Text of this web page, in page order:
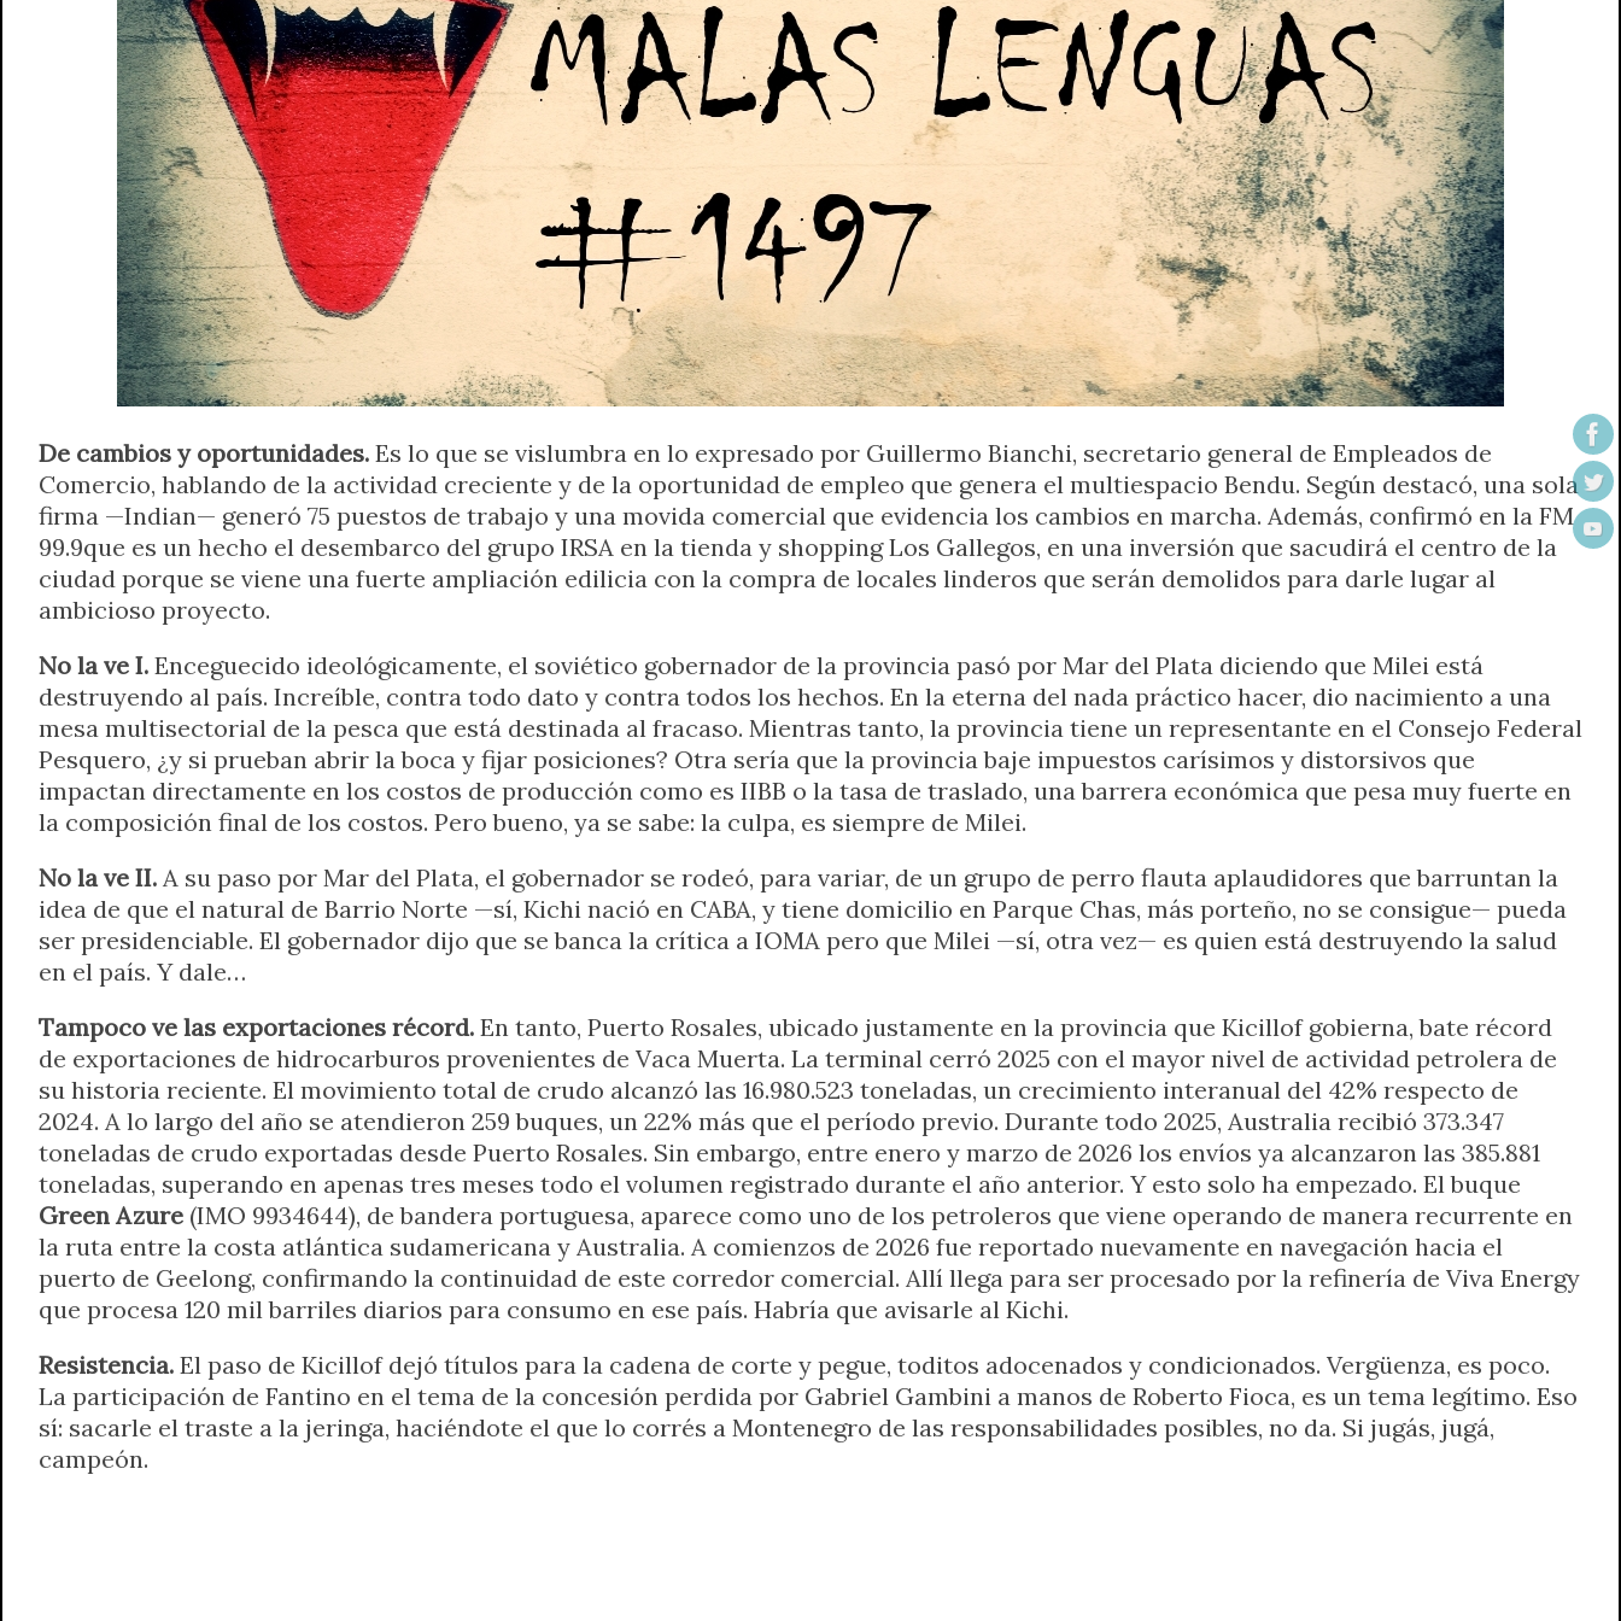
r
a
m
e
r
o
o
k
n
g
e
r
i
n
k
F
r
i
e
n
d
l
y
De cambios y oportunidades. Es lo que se vislumbra en lo expresado por Guillermo Bianchi, secretario general de Empleados de
Comercio, hablando de la actividad creciente y de la oportunidad de empleo que genera el multiespacio Bendu. Según destacó, una sola
firma —Indian— generó 75 puestos de trabajo y una movida comercial que evidencia los cambios en marcha. Además, confirmó en la FM
99.9que es un hecho el desembarco del grupo IRSA en la tienda y shopping Los Gallegos, en una inversión que sacudirá el centro de la
ciudad porque se viene una fuerte ampliación edilicia con la compra de locales linderos que serán demolidos para darle lugar al
ambicioso proyecto.
No la ve I. Enceguecido ideológicamente, el soviético gobernador de la provincia pasó por Mar del Plata diciendo que Milei está
destruyendo al país. Increíble, contra todo dato y contra todos los hechos. En la eterna del nada práctico hacer, dio nacimiento a una
mesa multisectorial de la pesca que está destinada al fracaso. Mientras tanto, la provincia tiene un representante en el Consejo Federal
Pesquero, ¿y si prueban abrir la boca y fijar posiciones? Otra sería que la provincia baje impuestos carísimos y distorsivos que
impactan directamente en los costos de producción como es IIBB o la tasa de traslado, una barrera económica que pesa muy fuerte en
la composición final de los costos. Pero bueno, ya se sabe: la culpa, es siempre de Milei.
No la ve II. A su paso por Mar del Plata, el gobernador se rodeó, para variar, de un grupo de perro flauta aplaudidores que barruntan la
idea de que el natural de Barrio Norte —sí, Kichi nació en CABA, y tiene domicilio en Parque Chas, más porteño, no se consigue— pueda
ser presidenciable. El gobernador dijo que se banca la crítica a IOMA pero que Milei —sí, otra vez— es quien está destruyendo la salud
en el país. Y dale…
Tampoco ve las exportaciones récord. En tanto, Puerto Rosales, ubicado justamente en la provincia que Kicillof gobierna, bate récord
de exportaciones de hidrocarburos provenientes de Vaca Muerta. La terminal cerró 2025 con el mayor nivel de actividad petrolera de
su historia reciente. El movimiento total de crudo alcanzó las 16.980.523 toneladas, un crecimiento interanual del 42% respecto de
2024. A lo largo del año se atendieron 259 buques, un 22% más que el período previo. Durante todo 2025, Australia recibió 373.347
toneladas de crudo exportadas desde Puerto Rosales. Sin embargo, entre enero y marzo de 2026 los envíos ya alcanzaron las 385.881
toneladas, superando en apenas tres meses todo el volumen registrado durante el año anterior. Y esto solo ha empezado. El buque
Green Azure (IMO 9934644), de bandera portuguesa, aparece como uno de los petroleros que viene operando de manera recurrente en
la ruta entre la costa atlántica sudamericana y Australia. A comienzos de 2026 fue reportado nuevamente en navegación hacia el
puerto de Geelong, confirmando la continuidad de este corredor comercial. Allí llega para ser procesado por la refinería de Viva Energy
que procesa 120 mil barriles diarios para consumo en ese país. Habría que avisarle al Kichi.
Resistencia. El paso de Kicillof dejó títulos para la cadena de corte y pegue, toditos adocenados y condicionados. Vergüenza, es poco.
La participación de Fantino en el tema de la concesión perdida por Gabriel Gambini a manos de Roberto Fioca, es un tema legítimo. Eso
sí: sacarle el traste a la jeringa, haciéndote el que lo corrés a Montenegro de las responsabilidades posibles, no da. Si jugás, jugá,
campeón.